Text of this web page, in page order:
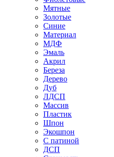
Мятные
Золотые
Синие
Материал
МДФ
Эмаль
Акрил
Береза
Дерево
Дуб
ЛДСП
Массив
Пластик
Шпон
Экошпон
С патиной
ДСП